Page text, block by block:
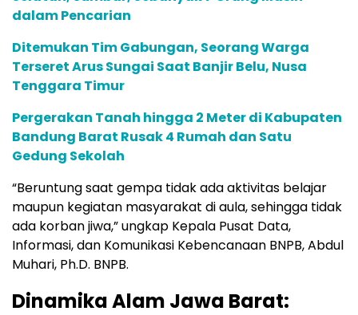
dalam Pencarian
Ditemukan Tim Gabungan, Seorang Warga
Terseret Arus Sungai Saat Banjir Belu, Nusa
Tenggara Timur
Pergerakan Tanah hingga 2 Meter di Kabupaten
Bandung Barat Rusak 4 Rumah dan Satu
Gedung Sekolah
“Beruntung saat gempa tidak ada aktivitas belajar
maupun kegiatan masyarakat di aula, sehingga tidak
ada korban jiwa,” ungkap Kepala Pusat Data,
Informasi, dan Komunikasi Kebencanaan BNPB, Abdul
Muhari, Ph.D. BNPB.
Dinamika Alam Jawa Barat: